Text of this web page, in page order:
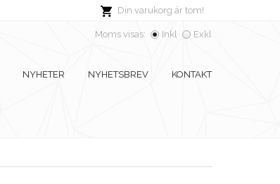
Din varukorg är tom!
Moms visas: Inkl Exkl
NYHETER NYHETSBREV KONTAKT